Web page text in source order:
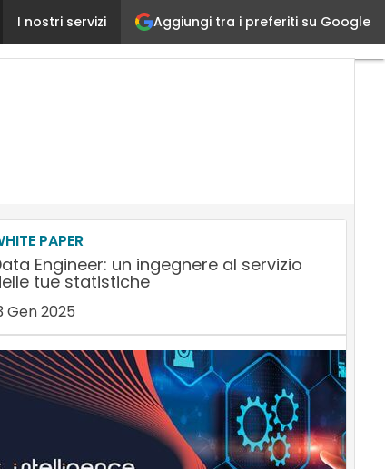
Aggiungi tra i preferiti su Google
I nostri servizi
TEM digitali, un’opportunità per le PMI
PAPER
Engineer: un ingegnere al servizio
tue statistiche
Gen 2025